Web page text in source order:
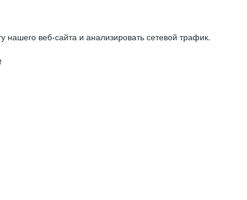
веб-сайта и анализировать сетевой трафик.